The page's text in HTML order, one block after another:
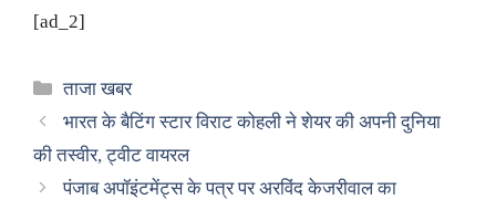
[ad_2]
Categories
ताजा खबर
भारत के बैटिंग स्टार विराट कोहली ने शेयर की अपनी दुनिया
की तस्वीर, ट्वीट वायरल
​पंजाब अपॉइंटमेंट्स के पत्र पर अरविंद केजरीवाल का